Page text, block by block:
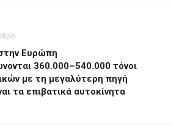
Ευρώπη
360.000–540.000 τόνοι
με τη μεγαλύτερη πηγή
τα επιβατικά αυτοκίνητα